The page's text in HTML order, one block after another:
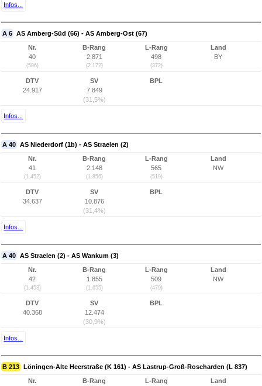
Infos...
A 6 AS Amberg-Süd (66) - AS Amberg-Ost (67)
Nr.
40
(586)
B-Rang
2.871
(2.172)
L-Rang
498
(372)
Land
BY
DTV
24.917
SV
7.849
(31,5%)
BPL
Infos...
A 40 AS Niederdorf (1b) - AS Straelen (2)
Nr.
41
(1.452)
B-Rang
2.148
(1.856)
L-Rang
565
(519)
Land
NW
DTV
34.637
SV
10.876
(31,4%)
BPL
Infos...
A 40 AS Straelen (2) - AS Wankum (3)
Nr.
42
(1.453)
B-Rang
1.855
(1.655)
L-Rang
509
(479)
Land
NW
DTV
40.368
SV
12.474
(30,9%)
BPL
Infos...
B 213 Löningen-Alte Heerstraße (K 161) - AS Lastrup-Groß-Roscharden (L 837)
Nr.
B-Rang
L-Rang
Land